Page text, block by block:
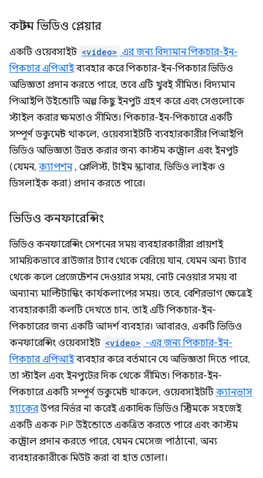
কাস্টম ভিডিও প্লেয়ার
একটি ওয়েবসাইট <video> এর জন্য বিদ্যমান পিকচার-ইন-
পিকচার এপিআইব্যবহার করে পিকচার-ইন-পিকচার ভিডিও
অভিজ্ঞতা প্রদান করতে পারে, তবে এটি খুবই সীমিত। বিদ্যমান
পিআইপি উইন্ডোটি অল্প কিছু ইনপুট গ্রহণ করে এবং সেগুলোকে
স্টাইল করার ক্ষমতাও সীমিত। পিকচার-ইন-পিকচারে একটি
সম্পূর্ণ ডকুমেন্ট থাকলে, ওয়েবসাইটটি ব্যবহারকারীর পিআইপি
ভিডিও অভিজ্ঞতা উন্নত করার জন্য কাস্টম কন্ট্রোল এবং ইনপুট
(যেমন, ক্যাপশন, প্লেলিস্ট, টাইম স্ক্রাবার, ভিডিও লাইক ও
ডিসলাইক করা) প্রদান করতে পারে।
ভিডিও কনফারেন্সিং
ভিডিও কনফারেন্সিং সেশনের সময় ব্যবহারকারীরা প্রায়শই
সাময়িকভাবে ব্রাউজার ট্যাব থেকে বেরিয়ে যান, যেমন অন্য ট্যাব
থেকে কলে প্রেজেন্টেশন দেওয়ার সময়, নোট নেওয়ার সময় বা
অন্যান্য মাল্টিটাস্কিং কার্যকলাপের সময়। তবে, বেশিরভাগ ক্ষেত্রেই
ব্যবহারকারী কলটি দেখতে চান, তাই এটি পিকচার-ইন-
পিকচারের জন্য একটি আদর্শ ব্যবহার। আবারও, একটি ভিডিও
কনফারেন্সিং ওয়েবসাইট <video> -এর জন্য পিকচার-ইন-
পিকচার এপিআইব্যবহার করে বর্তমানে যে অভিজ্ঞতা দিতে পারে,
তা স্টাইল এবং ইনপুটের দিক থেকে সীমিত। পিকচার-ইন-
পিকচারে একটি সম্পূর্ণ ডকুমেন্ট থাকলে, ওয়েবসাইটটিক্যানভাস
হ্যাকেরউপর নির্ভর না করেই একাধিক ভিডিও স্ট্রিমকে সহজেই
একটি একক PiP উইন্ডোতে একত্রিত করতে পারে এবং কাস্টম
কন্ট্রোল প্রদান করতে পারে, যেমন মেসেজ পাঠানো, অন্য
ব্যবহারকারীকে মিউট করা বা হাত তোলা।